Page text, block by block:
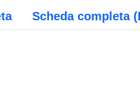
Scheda completa